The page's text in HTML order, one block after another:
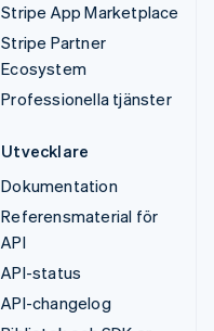
Stripe App Marketplace
Stripe Partner
Ecosystem
Professionella tjänster
Utvecklare
Dokumentation
Referensmaterial för
API
API-status
API-changelog